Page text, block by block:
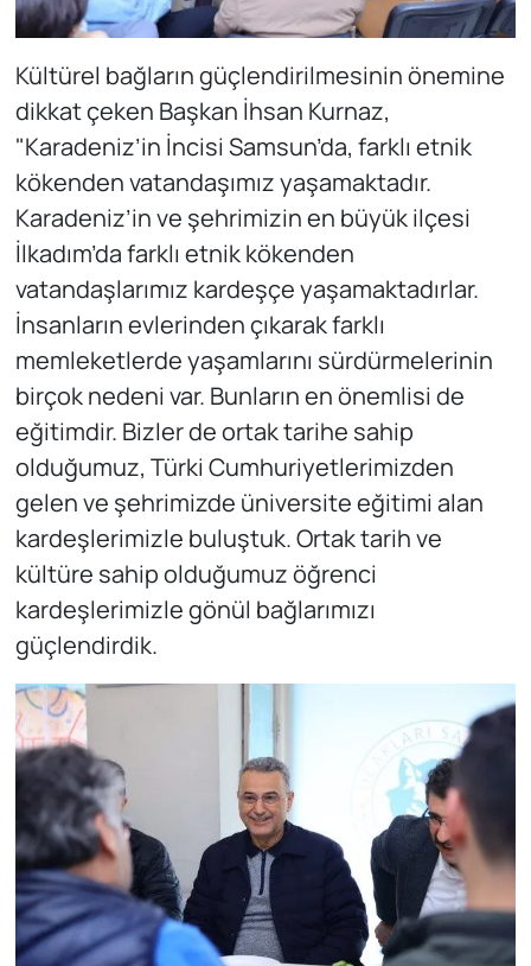
Kültürel bağların güçlendirilmesinin önemine
dikkat çeken Başkan İhsan Kurnaz,
"Karadeniz’in İncisi Samsun’da, farklı etnik
kökenden vatandaşımız yaşamaktadır.
Karadeniz’in ve şehrimizin en büyük ilçesi
İlkadım’da farklı etnik kökenden
vatandaşlarımız kardeşçe yaşamaktadırlar.
İnsanların evlerinden çıkarak farklı
memleketlerde yaşamlarını sürdürmelerinin
birçok nedeni var. Bunların en önemlisi de
eğitimdir. Bizler de ortak tarihe sahip
olduğumuz, Türki Cumhuriyetlerimizden
gelen ve şehrimizde üniversite eğitimi alan
kardeşlerimizle buluştuk. Ortak tarih ve
kültüre sahip olduğumuz öğrenci
kardeşlerimizle gönül bağlarımızı
güçlendirdik.